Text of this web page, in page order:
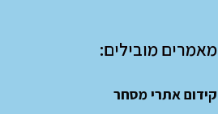
מאמרים מובילים:
קידום אתרי מסחר